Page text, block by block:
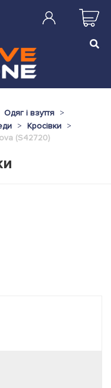
Одяг і взуття
Кросівки
(S42720)